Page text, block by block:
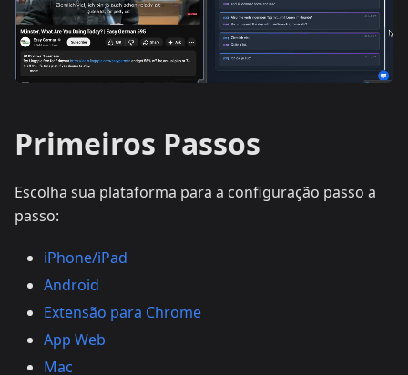
Primeiros Passos
Escolha sua plataforma para a configuração passo a
passo:
iPhone/iPad
Android
Extensão para Chrome
App Web
Mac